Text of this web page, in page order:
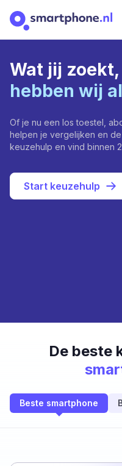
Wat jij zoekt,
hebben wij
Of je nu een los toestel,
helpen je vergelijken en
keuzehulp en vind binnen
Start keuzehulp
De beste
Beste smartphone